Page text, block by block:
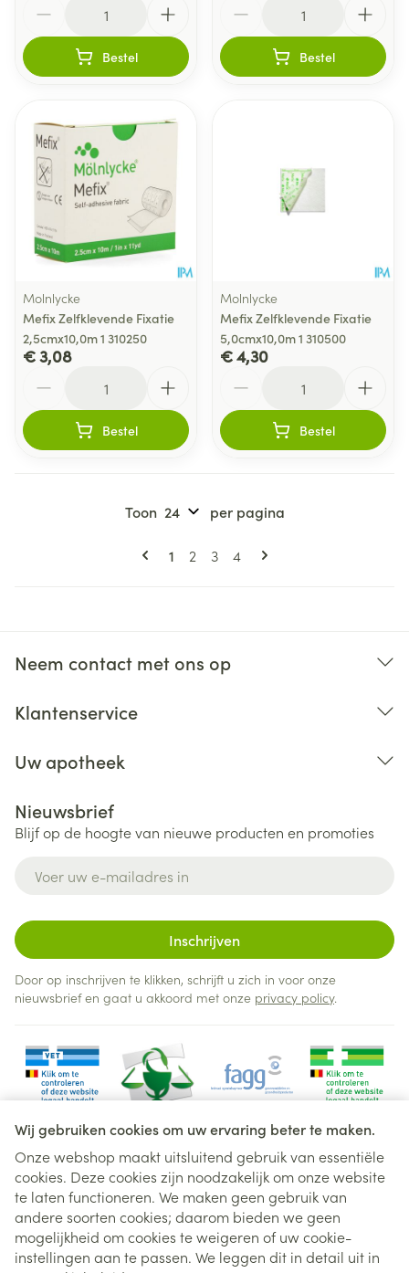
Wij gebruiken cookies om uw ervaring beter te maken.
Onze webshop maakt uitsluitend gebruik van essentiële
cookies. Deze cookies zijn noodzakelijk om onze website
te laten functioneren. We maken geen gebruik van
andere soorten cookies; daarom bieden we geen
mogelijkheid om cookies te weigeren of uw cookie-
instellingen aan te passen. We leggen dit in detail uit in
Bestel Bestel
Molnlycke
Mefix Zelfklevende Fixatie
2,5cmx10,0m 1 310250
€ 3,08
Bestel
Molnlycke
Mefix Zelfklevende Fixatie
5,0cmx10,0m 1 310500
€ 4,30
Bestel
Pagina's
U lees momenteel pagina
1 Pagina
2 Pagina
3 Pagina
4
Toon per pagina
Neem contact met ons op
Klantenservice
Uw apotheek
Nieuwsbrief
Blijf op de hoogte van nieuwe producten en promoties
Inschrijven
Door op inschrijven te klikken, schrijft u zich in voor onze
nieuwsbrief en gaat u akkoord met onze privacy policy.
Juridische links